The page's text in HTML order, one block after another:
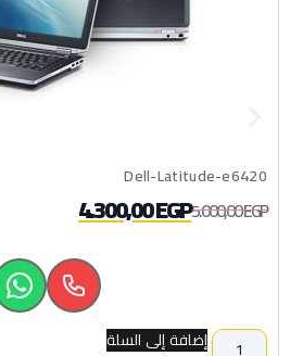
Dell-Latitude-e6420
5.000,00EGP
4.300,00EGP
إضافة إلى السلة